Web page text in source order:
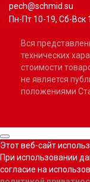
pech@schmid.su
Пн-Пт 10-19, Сб-Вск
Вся
технических
стоимости
не является
положениями
Этот веб-сайт
При использовании
согласие на